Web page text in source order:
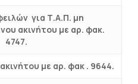
για Τ.Α.Π. μη
ακινήτου με αρ. φακ.
4747.
με αρ. φακ . 9644.